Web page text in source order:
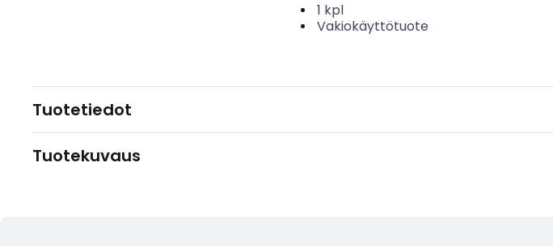
1 kpl
Vakiokäyttötuote
Tuotetiedot
Tuotekuvaus